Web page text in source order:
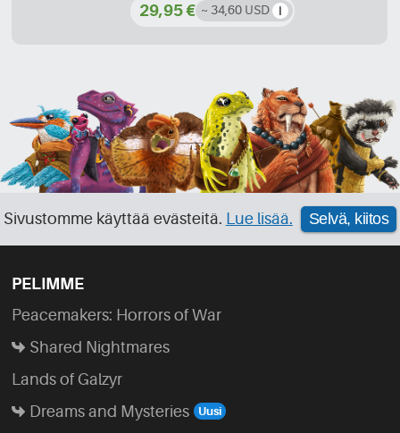
29,95 € ~ 34,60 USD
Sivustomme käyttää evästeitä. Lue lisää. Selvä, kiitos
PELIMME
Peacemakers: Horrors of War
Shared Nightmares
Lands of Galzyr
Dreams and Mysteries